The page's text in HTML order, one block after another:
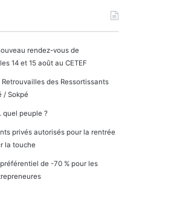
rendez-vous de
14 et 15 août au CETEF
des Ressortissants
/ Sokpé
quel peuple ?
privés autorisés pour la rentrée
la touche
de -70 % pour les